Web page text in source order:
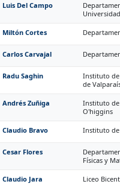
Luis Del Campo
Miltón Cortes
Carlos Carvajal
Radu Saghin
Instituto de
de
Andrés Zuñiga
Instituto de
O'higgins
Claudio Bravo Instituto de
Cesar Flores
Físicas y
Claudio Jara Liceo